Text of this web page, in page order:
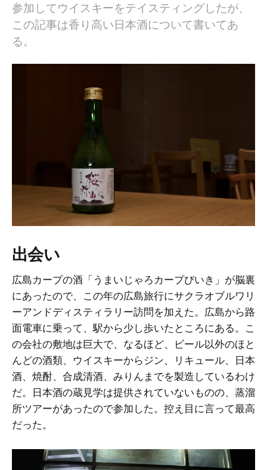
参加してウイスキーをテイスティングしたが、
この記事は香り高い日本酒について書いてあ
る。
出会い
広島カープの酒「うまいじゃろカープびいき」が脳裏
にあったので、この年の広島旅行にサクラオブルワリ
ーアンドディスティラリー訪問を加えた。広島から路
面電車に乗って、駅から少し歩いたところにある。こ
の会社の敷地は巨大で、なるほど、ビール以外のほと
んどの酒類、ウイスキーからジン、リキュール、日本
酒、焼酎、合成清酒、みりんまでを製造しているわけ
だ。日本酒の蔵見学は提供されていないものの、蒸溜
所ツアーがあったので参加した。控え目に言って最高
だった。